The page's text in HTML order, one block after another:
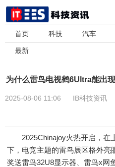
首页 科技 汽车
最新
为什么雷鸟电视鹤6Ultra能出
2025-08-06 11:06 IB科技资讯
2025Chinajoy火热开启，在
下，电竞主题的雷鸟展区格外亮
奖送雷鸟32U8显示器、雷鸟x网